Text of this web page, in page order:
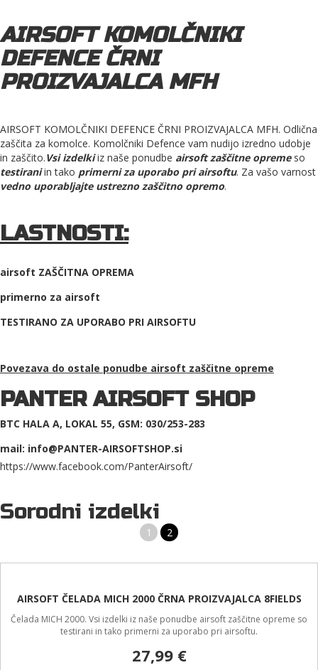
AIRSOFT KOMOLČNIKI
DEFENCE ČRNI
PROIZVAJALCA MFH
AIRSOFT KOMOLČNIKI DEFENCE ČRNI PROIZVAJALCA MFH. Odlična
zaščita za komolce. Komolčniki Defence vam nudijo izredno udobje
in zaščito.​Vsi izdelkiiz naše ponudbe airsoft zaščitne opremeso
testiraniin tako primerni za uporabo pri airsoftu. Za vašo varnost
vedno uporabljajte ustrezno zaščitno opremo.
LASTNOSTI:
airsoft ZAŠČITNA OPREMA
primerno za airsoft
TESTIRANO ZA UPORABO PRI AIRSOFTU
Povezava do ostale ponudbe airsoft zaščitne opreme
PANTER AIRSOFT SHOP
BTC HALA A, LOKAL 55, GSM: 030/253-283
mail: info@PANTER-AIRSOFTSHOP.si
https://www.facebook.com/PanterAirsoft/
Sorodni izdelki
1 2